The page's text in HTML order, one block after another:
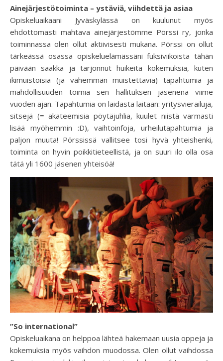
Ainejärjestötoiminta – ystäviä, viihdettä ja asiaa
Opiskeluaikaani Jyväskylässä on kuulunut myös
ehdottomasti mahtava ainejärjestömme Pörssi ry, jonka
toiminnassa olen ollut aktiivisesti mukana. Pörssi on ollut
tärkeässä osassa opiskeluelämässäni fuksiviikoista tähän
päivään saakka ja tarjonnut huikeita kokemuksia, kuten
ikimuistoisia (ja vähemmän muistettavia) tapahtumia ja
mahdollisuuden toimia sen hallituksen jäsenenä viime
vuoden ajan. Tapahtumia on laidasta laitaan: yritysvierailuja,
sitsejä (= akateemisia pöytäjuhlia, kuulet niistä varmasti
lisää myöhemmin :D), vaihtoinfoja, urheilutapahtumia ja
paljon muuta! Pörssissä vallitsee tosi hyvä yhteishenki,
toiminta on hyvin poikkitieteellistä, ja on suuri ilo olla osa
tätä yli 1600 jäsenen yhteisöä!
”So international”
Opiskeluaikana on helppoa lähteä hakemaan uusia oppeja ja
kokemuksia myös vaihdon muodossa. Olen ollut vaihdossa